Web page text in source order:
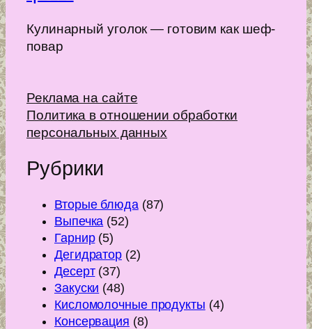
Кулинарный уголок — готовим как шеф-
повар
Реклама на сайте
Политика в отношении обработки
персональных данных
Рубрики
Вторые блюда(87)
Выпечка (52)
Гарнир(5)
Дегидратор (2)
Десерт(37)
Закуски (48)
Кисломолочные продукты (4)
Консервация (8)